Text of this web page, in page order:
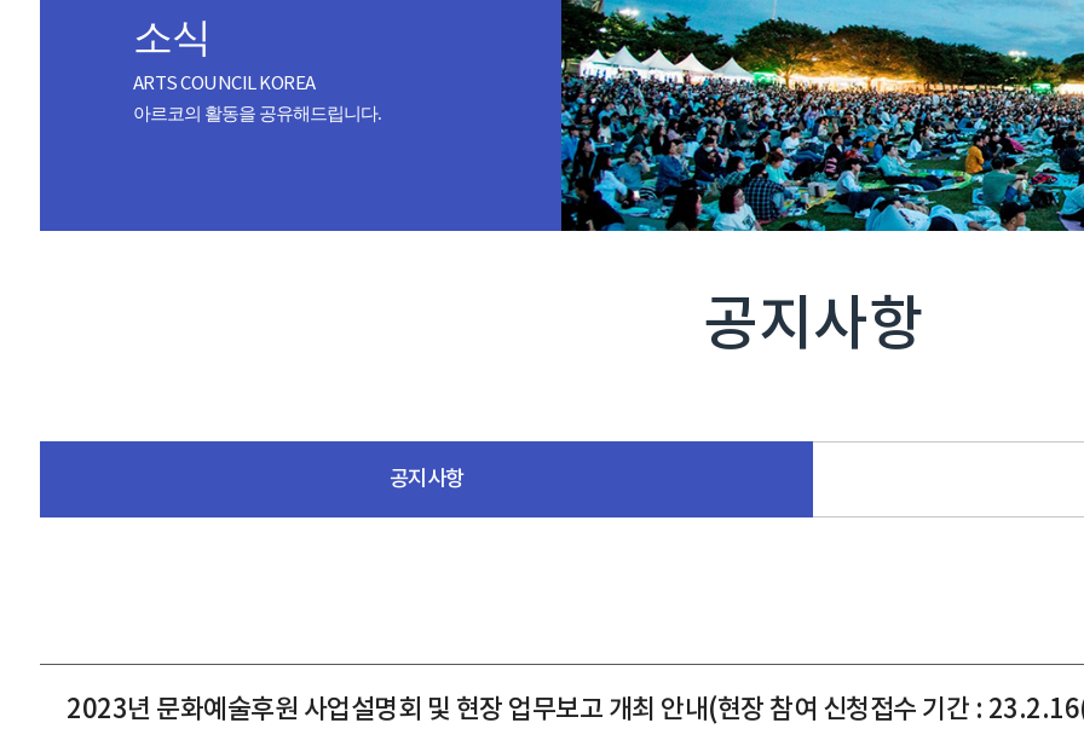
소식
ARTS COUNCIL KOREA
아르코의 활동을 공유해드립니다.
공지사항
공지사항
2023년 문화예술후원 사업설명회 및 현장 업무보고 개최 안내(현장 참여 신청접수 기간 :